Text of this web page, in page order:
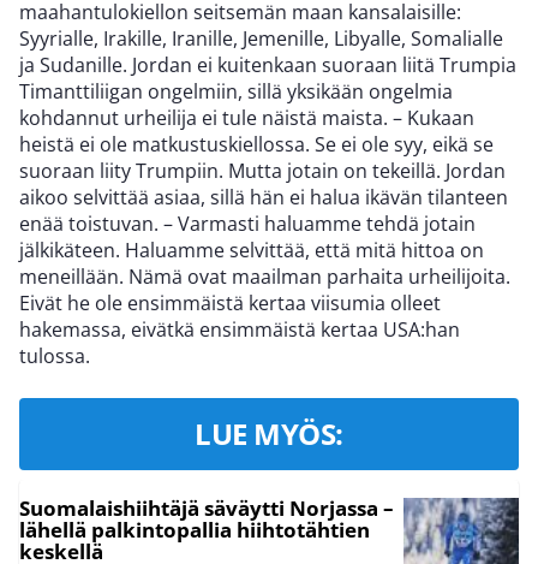
maahantulokiellon seitsemän maan kansalaisille:
Syyrialle, Irakille, Iranille, Jemenille, Libyalle, Somalialle
ja Sudanille. Jordan ei kuitenkaan suoraan liitä Trumpia
Timanttiliigan ongelmiin, sillä yksikään ongelmia
kohdannut urheilija ei tule näistä maista. – Kukaan
heistä ei ole matkustuskiellossa. Se ei ole syy, eikä se
suoraan liity Trumpiin. Mutta jotain on tekeillä. Jordan
aikoo selvittää asiaa, sillä hän ei halua ikävän tilanteen
enää toistuvan. – Varmasti haluamme tehdä jotain
jälkikäteen. Haluamme selvittää, että mitä hittoa on
meneillään. Nämä ovat maailman parhaita urheilijoita.
Eivät he ole ensimmäistä kertaa viisumia olleet
hakemassa, eivätkä ensimmäistä kertaa USA:han
tulossa.
LUE MYÖS:
Suomalaishiihtäjä säväytti Norjassa –
lähellä palkintopallia hiihtotähtien
keskellä